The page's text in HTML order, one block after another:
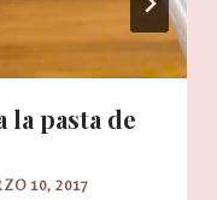
la pasta de
10, 2017